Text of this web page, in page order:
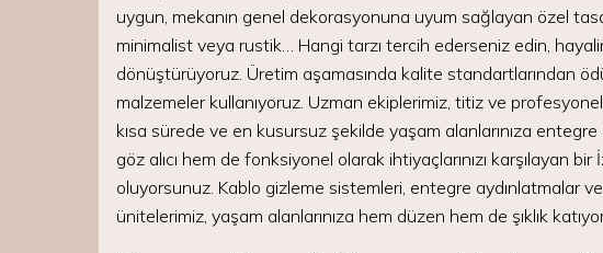
uygun, mekanın genel dekorasyonuna uyum sağlayan özel
minimalist veya rustik… Hangi tarzı tercih ederseniz edin,
dönüştürüyoruz. Üretim aşamasında kalite standartlarından
malzemeler kullanıyoruz. Uzman ekiplerimiz, titiz ve
kısa sürede ve en kusursuz şekilde yaşam alanlarınıza
göz alıcı hem de fonksiyonel olarak ihtiyaçlarınızı karşılayan
oluyorsunuz. Kablo gizleme sistemleri, entegre aydınlatmalar
ünitelerimiz, yaşam alanlarınıza hem düzen hem de şıklık